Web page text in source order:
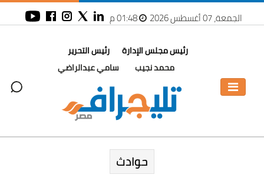
الجمعة، 07 أغسطس 2026 01:48 م
رئيس مجلس الإدارة
محمد نجيب
رئيس التحرير
سامي عبدالراضي
حوادث